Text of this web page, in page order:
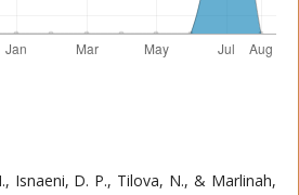
Isnaeni, D. P., Tilova, N., & Marlinah,